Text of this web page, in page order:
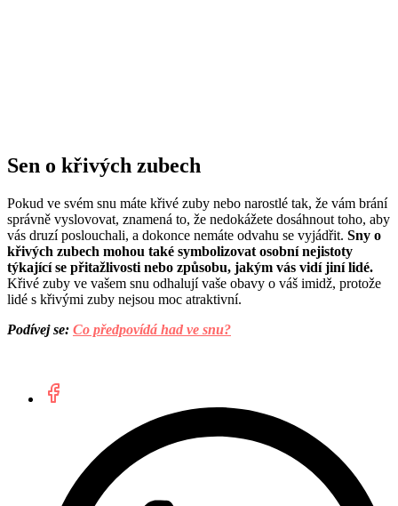
Sen o křivých zubech
Pokud ve svém snu máte křivé zuby nebo narostlé tak, že vám brání
správně vyslovovat, znamená to, že nedokážete dosáhnout toho, aby
vás druzí poslouchali, a dokonce nemáte odvahu se vyjádřit. Sny o
křivých zubech mohou také symbolizovat osobní nejistoty
týkající se přitažlivosti nebo způsobu, jakým vás vidí jiní lidé.
Křivé zuby ve vašem snu odhalují vaše obavy o váš imidž, protože
lidé s křivými zuby nejsou moc atraktivní.
Podívej se: Co předpovídá had ve snu?